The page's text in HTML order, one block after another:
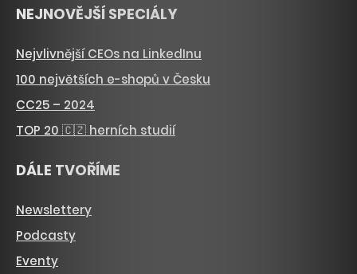
NEJNOVĚJŠÍ SPECIÁLY
Nejvlivnější CEOs na LinkedInu
100 největších e-shopů v Česku
CC25 – 2024
TOP 20 🇨🇿 herních studií
DÁLE TVOŘÍME
Newslettery
Podcasty
Eventy